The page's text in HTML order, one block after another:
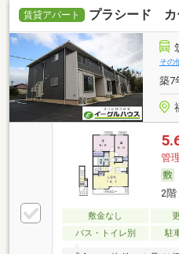
賃貸アパート プラシード カ
その
築7
管
2階
敷金なし
バス・トイレ別
駐